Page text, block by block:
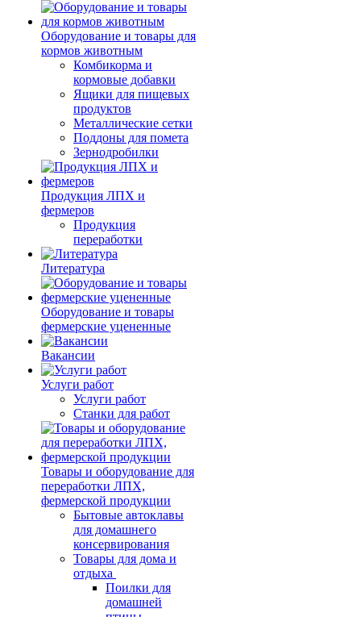
Оборудование и товары для
кормов животным
Комбикорма и
кормовые добавки
Ящики для пищевых
продуктов
Металлические сетки
Поддоны для помета
Зернодробилки
Продукция ЛПХ и
фермеров
Продукция
переработки
Литература
Оборудование и товары
фермерские уцененные
Вакансии
Услуги работ
Услуги работ
Станки для работ
Товары и оборудование для
переработки ЛПХ,
фермерской продукции
Бытовые автоклавы
для домашнего
консервирования
Товары для дома и
отдыха
Поилки для
домашней